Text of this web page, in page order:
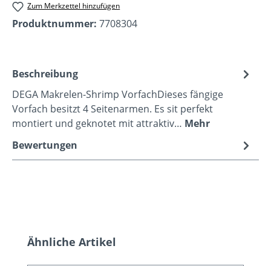
Zum Merkzettel hinzufügen
Produktnummer: 7708304
Beschreibung
DEGA Makrelen-Shrimp VorfachDieses fängige
Vorfach besitzt 4 Seitenarmen. Es sit perfekt
montiert und geknotet mit attraktiv… Mehr
Bewertungen
Produktgalerie überspringen
Ähnliche Artikel